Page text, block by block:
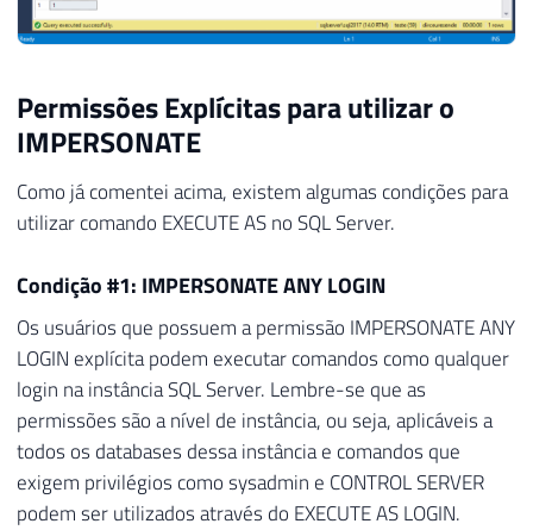
Permissões Explícitas para utilizar o
IMPERSONATE
Como já comentei acima, existem algumas condições para
utilizar comando EXECUTE AS no SQL Server.
Condição #1: IMPERSONATE ANY LOGIN
Os usuários que possuem a permissão IMPERSONATE ANY
LOGIN explícita podem executar comandos como qualquer
login na instância SQL Server. Lembre-se que as
permissões são a nível de instância, ou seja, aplicáveis a
todos os databases dessa instância e comandos que
exigem privilégios como sysadmin e CONTROL SERVER
podem ser utilizados através do EXECUTE AS LOGIN.